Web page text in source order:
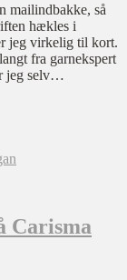
mailindbakke, så
hækles i
jeg virkelig til kort.
fra garnekspert
jeg selv…
Carisma